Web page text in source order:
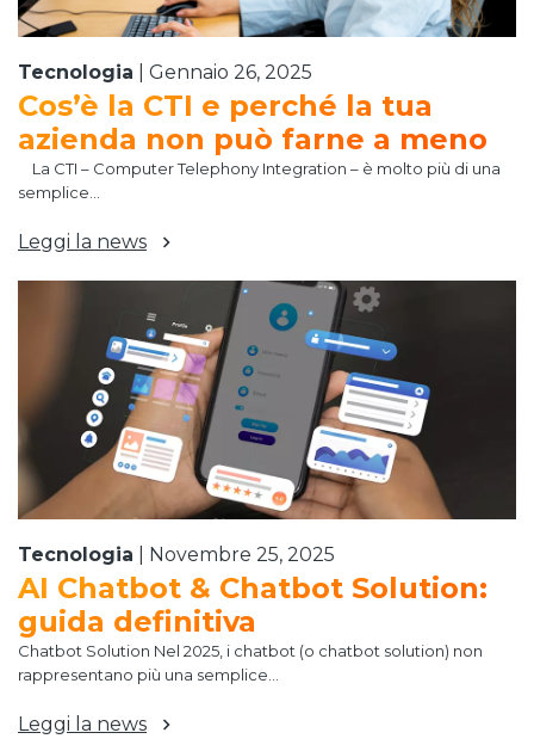
Tecnologia Gennaio 26, 2025
Cos’è la CTI e perché la tua
azienda non può farne a meno
La CTI – Computer Telephony Integration – è molto più di una
semplice...
Leggi la news
Tecnologia Novembre 25, 2025
AI Chatbot & Chatbot Solution:
guida definitiva
Chatbot Solution Nel 2025, i chatbot (o chatbot solution) non
rappresentano più una semplice...
Leggi la news